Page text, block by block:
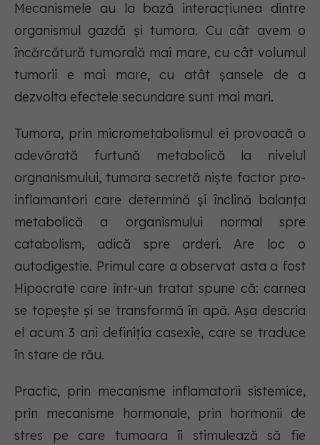
Mecanismele au la bază interacțiunea dintre
organismul gazdă și tumora. Cu cât avem o
încărcătură tumorală mai mare, cu cât volumul
tumorii e mai mare, cu atât șansele de a
dezvolta efectele secundare sunt mai mari.
Tumora, prin micrometabolismul ei provoacă o
adevărată furtună metabolică la nivelul
orgnanismului, tumora secretă niște factor pro-
inflamantori care determină și înclină balanța
metabolică a organismului normal spre
catabolism, adică spre arderi. Are loc o
autodigestie. Primul care a observat asta a fost
Hipocrate care într-un tratat spune că: carnea
se topește și se transformă în apă. Așa descria
el acum 3 ani definiția casexie, care se traduce
în stare de rău.
Practic, prin mecanisme inflamatorii sistemice,
prin mecanisme hormonale, prin hormonii de
stres pe care tumoara îi stimulează să fie